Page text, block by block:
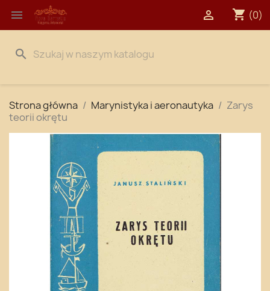
 shopping_cart (0)

search
Strona główna Marynistyka i aeronautyka
Zarys
teorii okrętu